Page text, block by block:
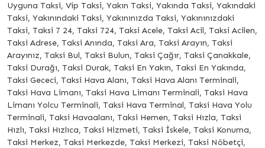
Uyguna Taksi, Vip Taksi, Yakın Taksi, Yakında Taksi, Yakındaki
Taksi, Yakınındaki Taksi, Yakınınızda Taksi, Yakınınızdaki
Taksi, Taksi 7 24, Taksi 724, Taksi Acele, Taksi Acil, Taksi Acilen,
Taksi Adrese, Taksi Anında, Taksi Ara, Taksi Arayın, Taksi
Arayınız, Taksi Bul, Taksi Bulun, Taksi Çağır, Taksi Çanakkale,
Taksi Durağı, Taksi Durak, Taksi En Yakın, Taksi En Yakında,
Taksi Gececi, Taksi Hava Alanı, Taksi Hava Alanı Terminali,
Taksi Hava Limanı, Taksi Hava Limanı Terminali, Taksi Hava
Limanı Yolcu Terminali, Taksi Hava Terminal, Taksi Hava Yolu
Terminali, Taksi Havaalanı, Taksi Hemen, Taksi Hızla, Taksi
Hızlı, Taksi Hızlıca, Taksi Hizmeti, Taksi İskele, Taksi Konuma,
Taksi Merkez, Taksi Merkezde, Taksi Merkezi, Taksi Nöbetçi,